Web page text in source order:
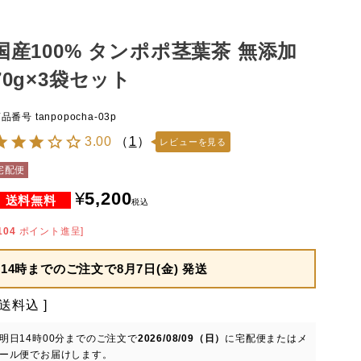
産100% タンポポ茎葉茶 無添加
袋セット
番号 tanpopocha-03p
3.00 （ 1） レビューを見る
配便
¥5,200税込
ポイント進呈]
14時までのご注文で8月7日(金) 発送
料込
日 14時00分 までのご注文で2026/08/09（日） に宅配便またはメ
ル便でお届けします。